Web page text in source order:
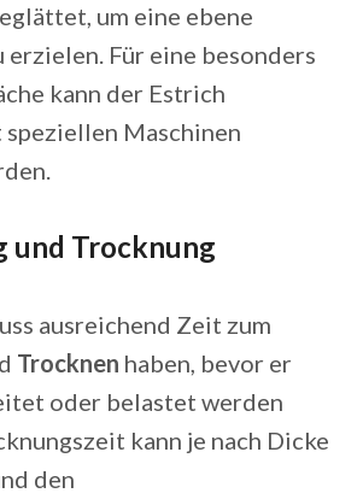
um eine ebene
erzielen. Für eine besonders
kann der Estrich
Maschinen
und Trocknung
ausreichend Zeit zum
Trocknen haben, bevor er
oder belastet werden
kann je nach Dicke
den